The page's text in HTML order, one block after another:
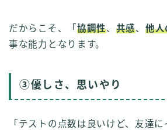
だからこそ、「 協調性、 共感、 他人
事な能力となります。
③優しさ、思いやり
「テストの点数は良いけど、友達